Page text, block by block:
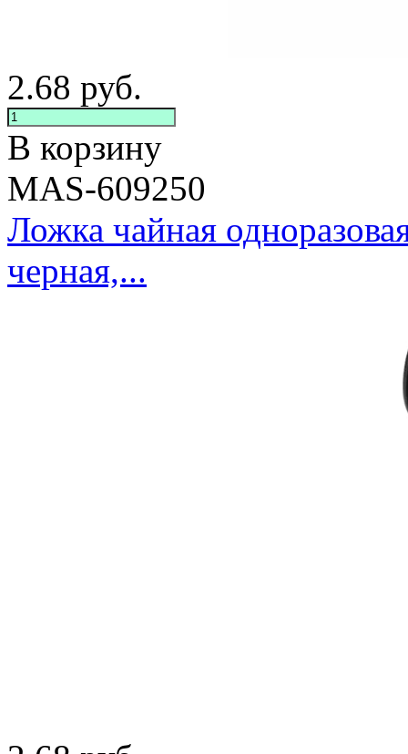
2.68 руб.
В корзину
MAS-609250
Ложка чайная
черная,...